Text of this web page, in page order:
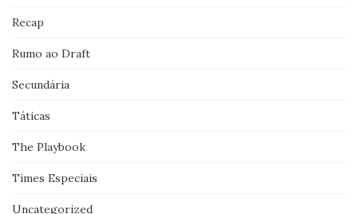
Recap
Rumo ao Draft
Secundária
Táticas
The Playbook
Times Especiais
Uncategorized